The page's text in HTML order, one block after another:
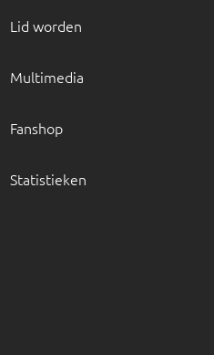
Lid worden
Multimedia
Fanshop
Statistieken